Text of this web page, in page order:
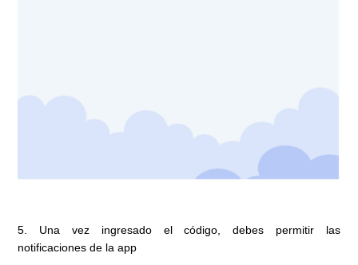
5. Una vez ingresado el código, debes permitir las
notificaciones de la app